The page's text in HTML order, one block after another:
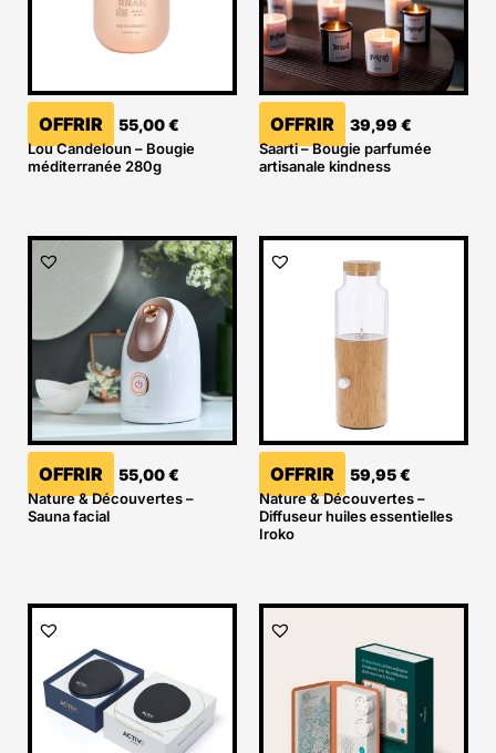
OFFRIR 55,00€
Lou Candeloun – Bougie
méditerranée 280g
OFFRIR 39,99 €
Saarti – Bougie parfumée
artisanale kindness
OFFRIR 55,00€
Nature & Découvertes –
Sauna facial
OFFRIR 59,95€
Nature & Découvertes –
Diffuseur huiles essentielles
Iroko